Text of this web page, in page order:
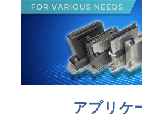
アプリケ